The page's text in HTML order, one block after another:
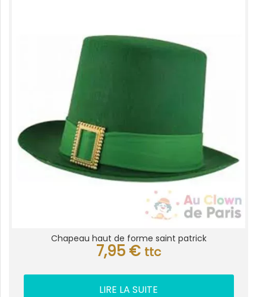
Chapeau haut de forme saint patrick
7,95 € ttc
LIRE LA SUITE